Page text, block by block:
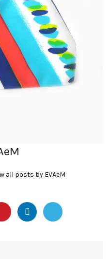
all posts by EVAeM